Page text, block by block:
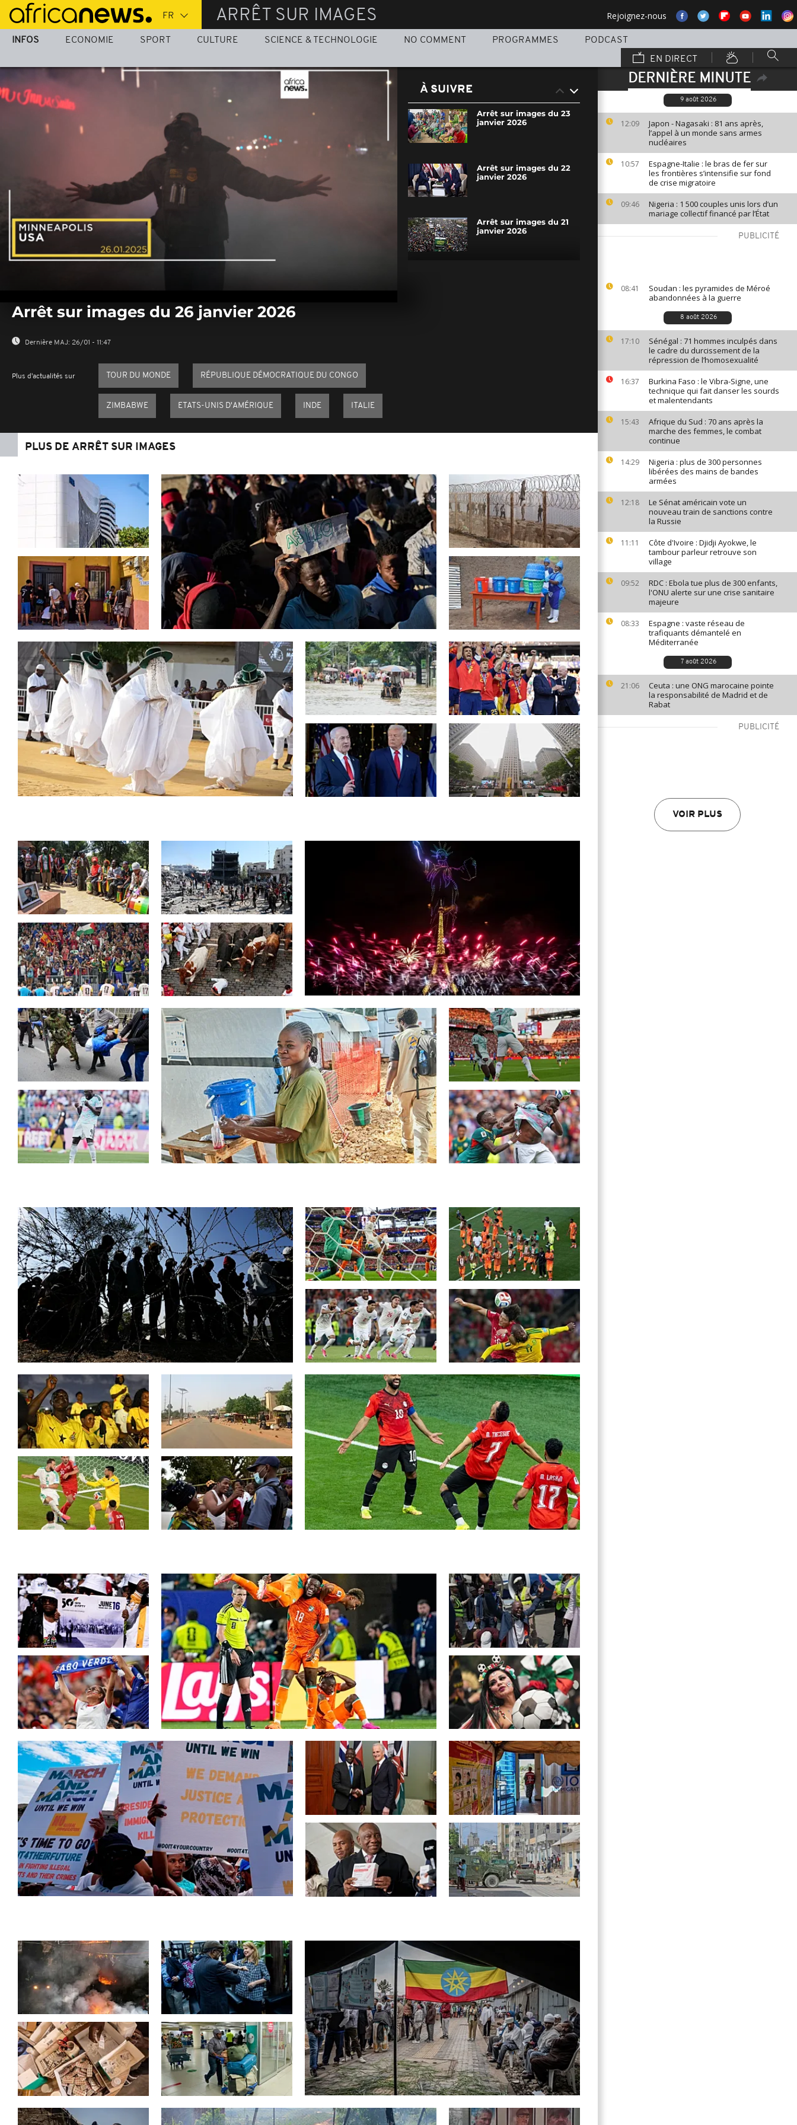
Passer
au
contenu
ARRÊT SUR IMAGES Rejoignez-nous
INFOS ECONOMIE SPORT CULTURE SCIENCE & TECHNOLOGIE NO COMMENT PROGRAMMES
PODCAST
EN DIRECT
DERNIÈRE MINUTE
9 août 2026
12:09
Japon - Nagasaki : 81 ans après,
l’appel à un monde sans armes
nucléaires
10:57
Espagne-Italie : le bras de fer sur
les frontières s’intensifie sur fond
de crise migratoire
09:46
Nigeria : 1 500 couples unis lors d’un
mariage collectif financé par l’État
PUBLICITÉ
08:41
Soudan : les pyramides de Méroé
abandonnées à la guerre
8 août 2026
17:10
Sénégal : 71 hommes inculpés dans
le cadre du durcissement de la
répression de l’homosexualité
16:37
Burkina Faso : le Vibra-Signe, une
technique qui fait danser les sourds
et malentendants
15:43
Afrique du Sud : 70 ans après la
marche des femmes, le combat
continue
14:29
Nigeria : plus de 300 personnes
libérées des mains de bandes
armées
12:18
Le Sénat américain vote un
nouveau train de sanctions contre
la Russie
11:11
Côte d'Ivoire : Djidji Ayokwe, le
tambour parleur retrouve son
village
09:52
RDC : Ebola tue plus de 300 enfants,
l'ONU alerte sur une crise sanitaire
majeure
08:33
Espagne : vaste réseau de
trafiquants démantelé en
Méditerranée
7 août 2026
21:06
Ceuta : une ONG marocaine pointe
la responsabilité de Madrid et de
Rabat
PUBLICITÉ
VOIR PLUS
seconds
0%
Arrêt sur images du 26 janvier 2026
Dernière MAJ: 26/01 - 11:47
Plus d'actualités sur TOUR DU MONDE RÉPUBLIQUE DÉMOCRATIQUE DU CONGO
ZIMBABWE ETATS-UNIS D'AMÉRIQUE INDE ITALIE
À SUIVRE
Arrêt sur images du 23
janvier 2026
Arrêt sur images du 22
janvier 2026
Arrêt sur images du 21
janvier 2026
PLUS DE ARRÊT SUR IMAGES